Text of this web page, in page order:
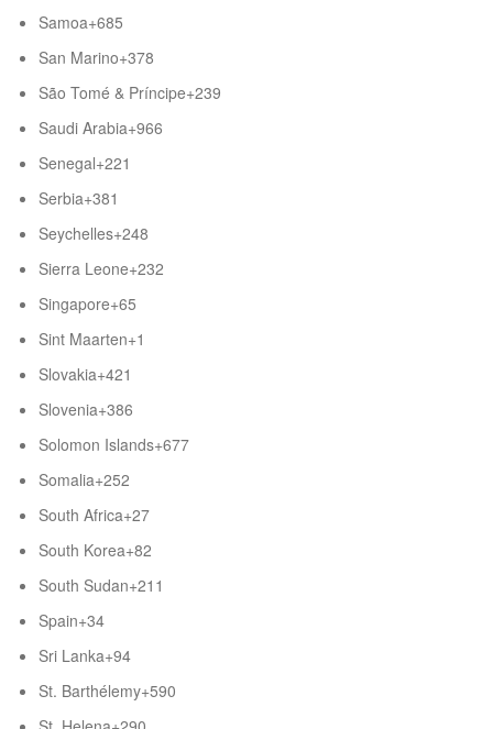
Samoa+685
San Marino+378
São Tomé & Príncipe+239
Saudi Arabia+966
Senegal+221
Serbia+381
Seychelles+248
Sierra Leone+232
Singapore+65
Sint Maarten+1
Slovakia+421
Slovenia+386
Solomon Islands+677
Somalia+252
South Africa+27
South Korea+82
South Sudan+211
Spain+34
Sri Lanka+94
St. Barthélemy+590